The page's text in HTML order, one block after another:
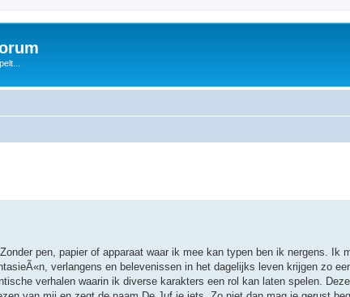
pen, papier of apparaat waar ik mee kan typen ben ik nergens. Ik
verlangens en belevenissen in het dagelijks leven krijgen zo
verhalen waarin ik diverse karakters een rol kan laten spelen.